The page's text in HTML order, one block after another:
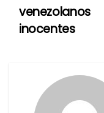
e
g
venezolanos
inocentes